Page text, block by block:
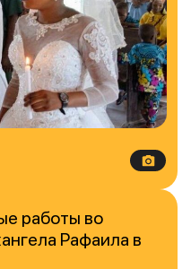
работы во
Рафаила в